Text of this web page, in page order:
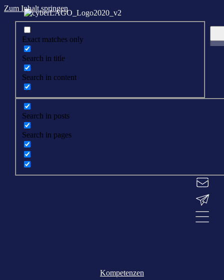
Zum Inhalt springen
Exact matches only
Search in title
Search in content
Search in posts
Search in pages
Kompetenzen